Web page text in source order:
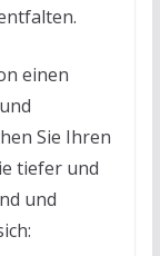
einen
Sie Ihren
tiefer und
und